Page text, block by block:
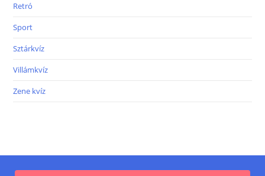
Retró
Sport
Sztárkvíz
Villámkvíz
Zene kvíz